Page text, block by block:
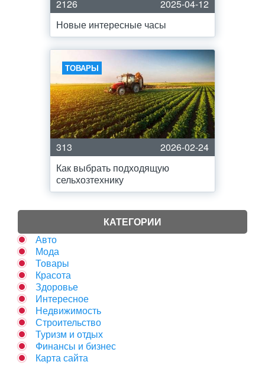
2126
2025-04-12
Новые интересные часы
ТОВАРЫ
313
2026-02-24
Как выбрать подходящую
сельхозтехнику
КАТЕГОРИИ
Авто
Мода
Товары
Красота
Здоровье
Интересное
Недвижимость
Строительство
Туризм и отдых
Финансы и бизнес
Карта сайта